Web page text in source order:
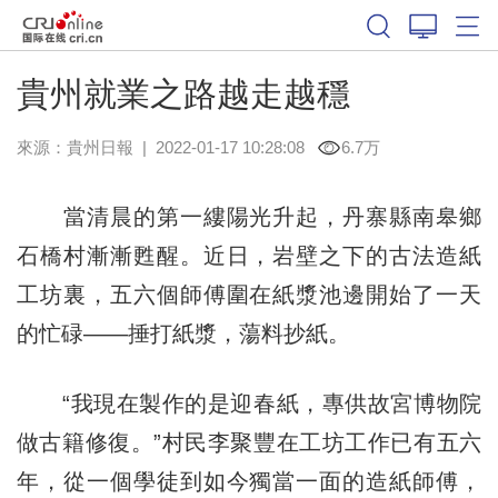
貴州就業之路越走越穩
來源： 貴州日報 | 2022-01-17 10:28:08 6.7万
當清晨的第一縷陽光升起，丹寨縣南皋鄉
石橋村漸漸甦醒。近日，岩壁之下的古法造紙
工坊裏，五六個師傅圍在紙漿池邊開始了一天
的忙碌——捶打紙漿，蕩料抄紙。
“我現在製作的是迎春紙，專供故宮博物院
做古籍修復。”村民李聚豐在工坊工作已有五六
年，從一個學徒到如今獨當一面的造紙師傅，